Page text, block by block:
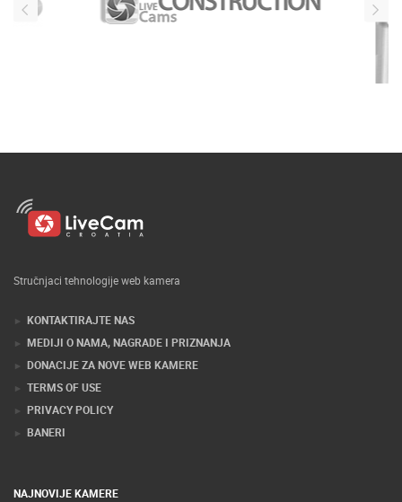
Stručnjaci tehnologije web kamera
KONTAKTIRAJTE NAS
MEDIJI O NAMA, NAGRADE I PRIZNANJA
DONACIJE ZA NOVE WEB KAMERE
TERMS OF USE
PRIVACY POLICY
BANERI
NAJNOVIJE KAMERE